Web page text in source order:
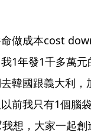
命做成本cost
1年發1千多萬元
韓國跟義大利
前我只有1個腦
想，大家一起創